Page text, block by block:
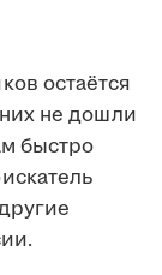
остаётся
не дошли
быстро